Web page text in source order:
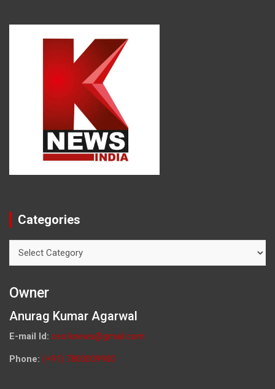
Categories
Owner
Anurag Kumar Agarwal
E-mail Id: ceo.knews@gmail.com
Phone: (+91) 7800009900